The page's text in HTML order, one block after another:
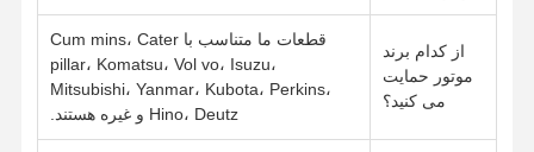
از کدام برند
موتور حمایت
می کنید؟
قطعات ما متناسب با Cum mins، Cater
pillar، Komatsu، Vol vo، Isuzu،
Mitsubishi، Yanmar، Kubota، Perkins،
Hino، Deutz و غیره هستند.